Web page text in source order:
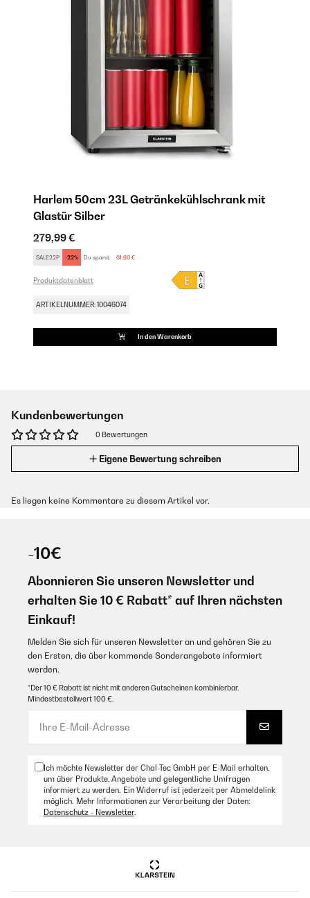
Harlem 50cm 23L Getränkekühlschrank mit
Glastür​ Silber
279,99 €
SALE22P -22% Du sparst: 61,60 €
Produktdatenblatt
ARTIKELNUMMER: 10046074
In den Warenkorb
Kundenbewertungen
0 Bewertungen
Eigene Bewertung schreiben
Es liegen keine Kommentare zu diesem Artikel vor.
-10€
Abonnieren Sie unseren Newsletter und
erhalten Sie 10 € Rabatt* auf Ihren nächsten
Einkauf!
Melden Sie sich für unseren Newsletter an und gehören Sie zu
den Ersten, die über kommende Sonderangebote informiert
werden.
*Der 10 € Rabatt ist nicht mit anderen Gutscheinen kombinierbar.
Mindestbestellwert 100 €.
Ich möchte Newsletter der Chal-Tec GmbH per E-Mail erhalten,
um über Produkte, Angebote und gelegentliche Umfragen
informiert zu werden. Ein Widerruf ist jederzeit per Abmeldelink
möglich. Mehr Informationen zur Verarbeitung der Daten:
Datenschutz - Newsletter.